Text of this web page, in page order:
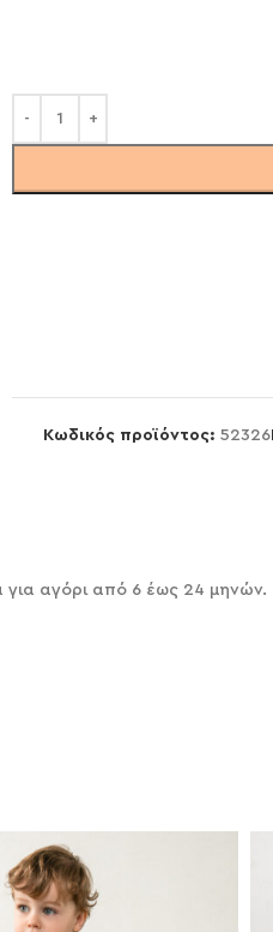
Κωδικός προϊόντος:52326
για αγόρι από 6 έως 24 μηνών.